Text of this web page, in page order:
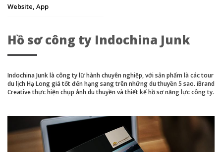
Website, App
Hồ sơ công ty Indochina Junk
Indochina Junk là công ty lữ hành chuyên nghiệp, với sản phẩm là các tour
du lịch Hạ Long giá tốt đến hạng sang trên những du thuyền 5 sao. iBrand
Creative thực hiện chụp ảnh du thuyền và thiết kế hồ sơ năng lực công ty.